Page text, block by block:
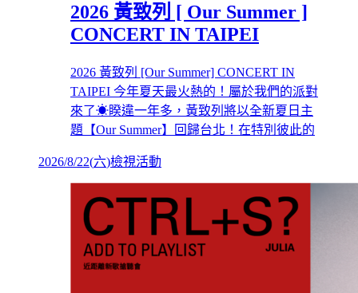
2026 黃致列 [ Our Summer ]
CONCERT IN TAIPEI
2026 黃致列 [Our Summer] CONCERT IN
TAIPEI 今年夏天最火熱的！屬於我們的派對
來了☀睽違一年多，黃致列將以全新夏日主
題【Our Summer】回歸台北！在特別彼此的
2026/8/22(六)檢視活動